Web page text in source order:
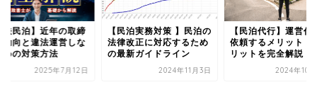
【民泊実務対策 】民泊の
法律改正に対応するため
の最新ガイドライン
2024年11月3日
【民泊代行】運営代行を
依頼するメリット・デメ
リットを完全解説！
2024年10月20日
【違法民泊】
りの動向と違
いための対策